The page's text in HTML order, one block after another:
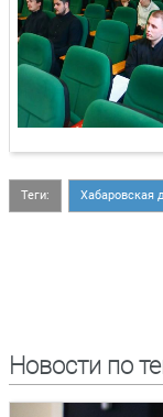
Теги: Хабаровская
Новости по